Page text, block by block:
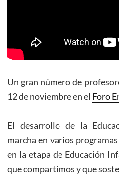
Un gran número de
12 de noviembre en el Foro
El desarrollo de la
marcha en varios
en la etapa de Educación
que compartimos y que